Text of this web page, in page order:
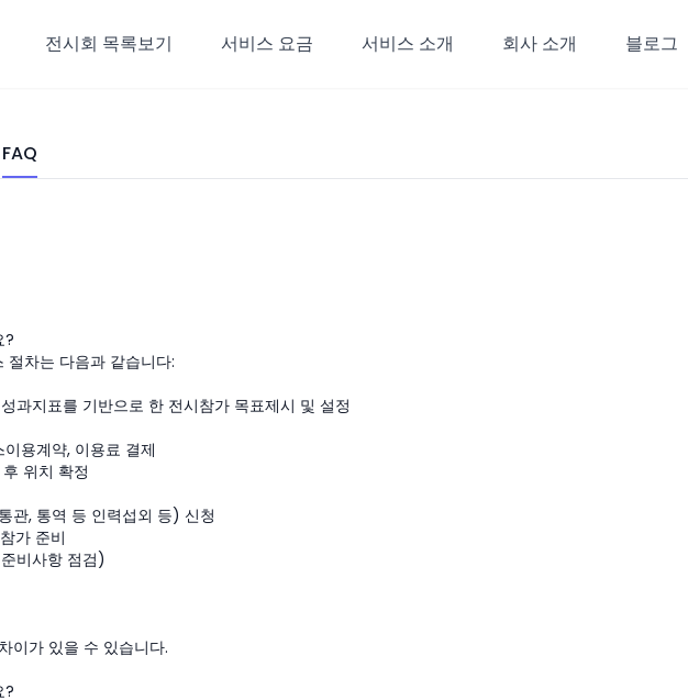
전시회 목록보기 서비스 요금 서비스 소개 회사 소개 블로그
FAQ
?
절차는 다음과 같습니다:
과지표를 기반으로 한 전시참가 목표제시 및 설정
용계약, 이용료 결제
위치 확정
관, 통역 등 인력섭외 등) 신청
가 준비
비사항 점검)
이가 있을 수 있습니다.
?